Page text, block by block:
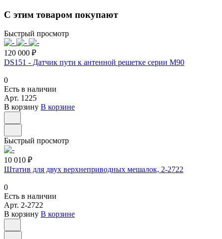
С этим товаром покупают
Быстрый просмотр
120 000 ₽
DS151 - Датчик пути к антенной решетке серии M90
0
Есть в наличии
Арт. 1225
В корзину В корзине
Быстрый просмотр
10 010 ₽
Штатив для двух верхнеприводных мешалок, 2-2722
0
Есть в наличии
Арт. 2-2722
В корзину В корзине